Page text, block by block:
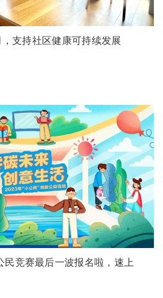
支持社区健康可持续发展
民竞赛最后一波报名啦，速上